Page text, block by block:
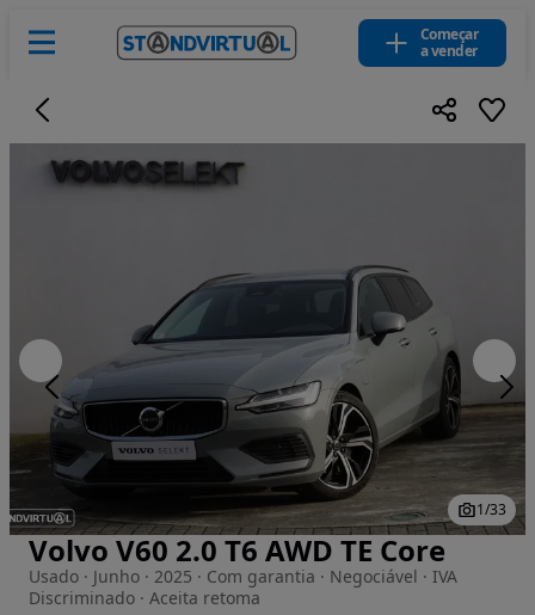
Começar
a vender
Imagem 1 de 33
1/33
Volvo V60 2.0 T6 AWD TE Core
Usado · Junho · 2025 · Com garantia · Negociável · IVA
Discriminado · Aceita retoma